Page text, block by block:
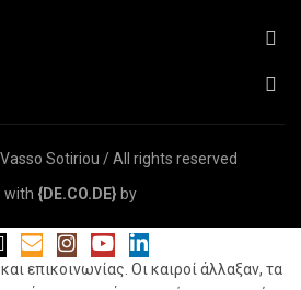
Sotiriou / All rights reserved
with {DE.CO.DE} by
επικοινωνίας. Οι καιροί άλλαξαν, τα